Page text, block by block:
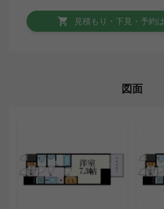
見積もり・下見・予約
図面